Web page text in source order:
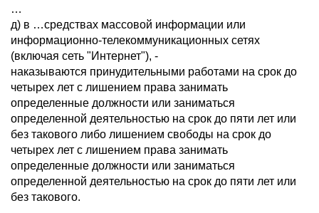
…
д) в …средствах массовой информации или
информационно-телекоммуникационных сетях
(включая сеть "Интернет"), -
наказываются принудительными работами на срок до
четырех лет с лишением права занимать
определенные должности или заниматься
определенной деятельностью на срок до пяти лет или
без такового либо лишением свободы на срок до
четырех лет с лишением права занимать
определенные должности или заниматься
определенной деятельностью на срок до пяти лет или
без такового.